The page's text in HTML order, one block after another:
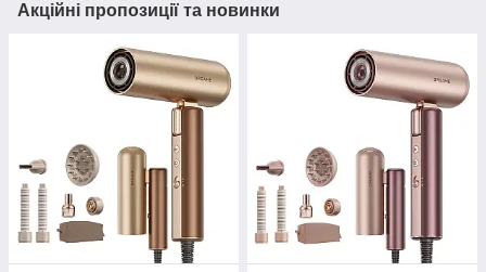
Акційні пропозиції та новинки